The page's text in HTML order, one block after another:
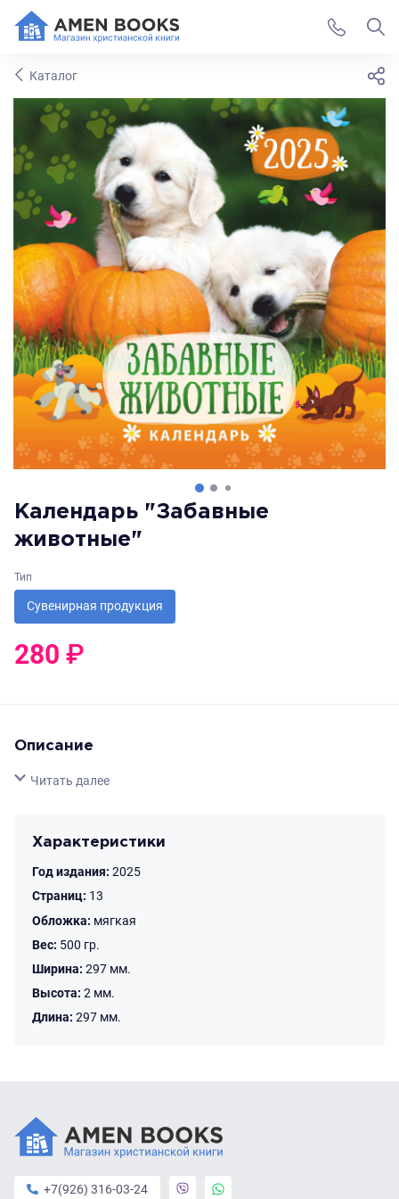
Каталог
Календарь "Забавные
животные"
Тип
Сувенирная продукция
280 ₽
Описание
Свернуть
Читать далее
Характеристики
Год издания: 2025
Страниц: 13
Обложка: мягкая
Вес: 500 гр.
Ширина: 297 мм.
Высота: 2 мм.
Длина: 297 мм.
+7(926) 316-03-24